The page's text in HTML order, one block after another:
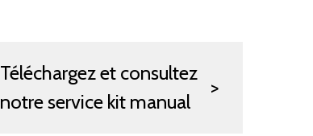
Téléchargez et consultez
notre service kit manual